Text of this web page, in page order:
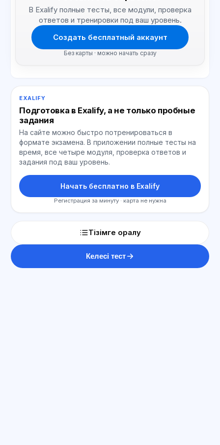
В Exalify полные тесты, все модули, проверка
ответов и тренировки под ваш уровень.
Создать бесплатный аккаунт
Без карты · можно начать сразу
EXALIFY
Подготовка в Exalify, а не только пробные
задания
На сайте можно быстро потренироваться в
формате экзамена. В приложении полные тесты на
время, все четыре модуля, проверка ответов и
задания под ваш уровень.
Начать бесплатно в Exalify
Регистрация за минуту · карта не нужна
Тізімге оралу
Келесі тест